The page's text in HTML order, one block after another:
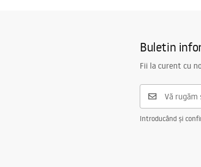
5
Safety_Information_Faucets.pdf
Buletin
Fii la curent cu
Introducând și